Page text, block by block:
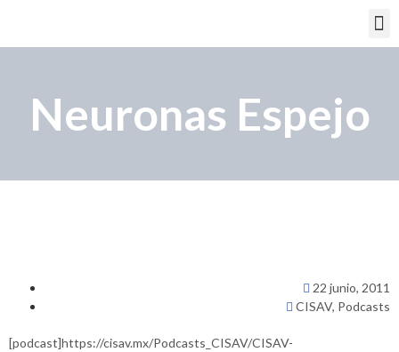
Neuronas Espejo
22 junio, 2011
CISAV, Podcasts
[podcast]https://cisav.mx/Podcasts_CISAV/CISAV-